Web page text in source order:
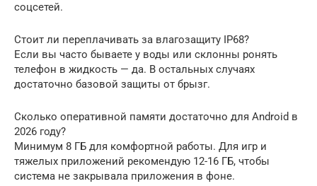
соцсетей.
Стоит ли переплачивать за влагозащиту IP68?
Если вы часто бываете у воды или склонны ронять
телефон в жидкость — да. В остальных случаях
достаточно базовой защиты от брызг.
Сколько оперативной памяти достаточно для Android в
2026 году?
Минимум 8 ГБ для комфортной работы. Для игр и
тяжелых приложений рекомендую 12-16 ГБ, чтобы
система не закрывала приложения в фоне.